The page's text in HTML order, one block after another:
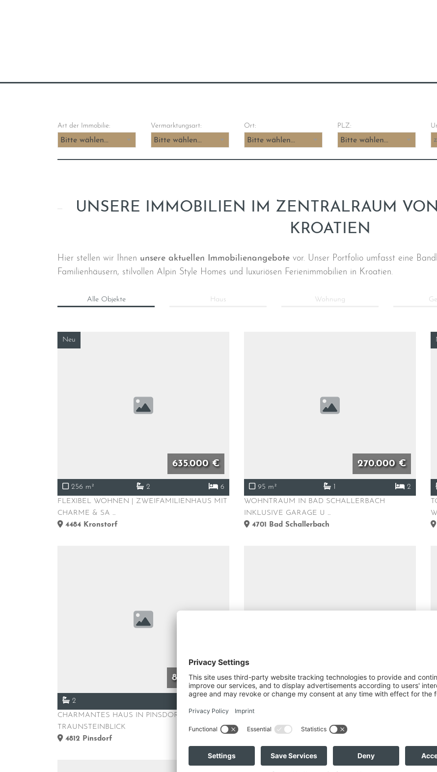
Art der Immobilie:
Bitte wählen...
Vermarktungsart:
Bitte wählen...
Ort:
Bitte wählen...
PLZ:
Bitte wählen...
UNSERE IMMOBILIEN IM ZENTRALRAUM
KROATIEN
Hier stellen wir Ihnen unsere aktuellen Immobilienangebote vor. Unser Portfolio umfasst eine
Familienhäusern, stilvollen Alpin Style Homes und luxuriösen Ferienimmobilien in Kroatien.
Alle Objekte Haus Wohnung
Neu
635.000 €
256 m² 2
6
FLEXIBEL WOHNEN | ZWEIFAMILIENHAUS MIT
CHARME & SA ...
4484 Kronstorf
270.000 €
95 m² 1
2
WOHNTRAUM IN BAD SCHALLERBACH
INKLUSIVE GARAGE U ...
4701 Bad Schallerbach
899.000 €
2
CHARMANTES HAUS IN PINSDORF MIT
TRAUNSTEINBLICK
4812 Pinsdorf
145.800 €
TOPLAGE MIT DAMBERGBLICK SONNIGE
BAUGRUNDSTÜCKE ...